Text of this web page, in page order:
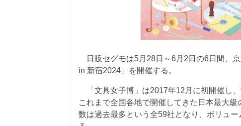
日販セグモは5月28日～6月2日の6日間、
in 新宿2024」を開催する。
「文具女子博」は2017年12月に初開催し
これまで全国各地で開催してきた日本最大
数は過去最多という全59社となり、ボリュ